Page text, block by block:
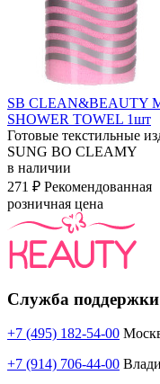
SB CLEAN&BEAUTY
SHOWER TOWEL 1шт
Готовые текстильные
SUNG BO CLEAMY
в наличии
271 ₽ Рекомендованная
розничная цена
Служба
+7 (495) 182-54-00
+7 (914) 706-44-00